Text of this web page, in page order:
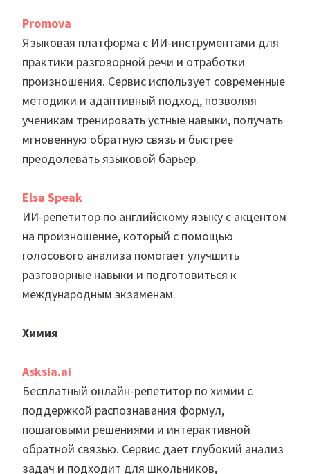
Promova
Языковая платформа с ИИ-инструментами для
практики разговорной речи и отработки
произношения. Сервис использует современные
методики и адаптивный подход, позволяя
ученикам тренировать устные навыки, получать
мгновенную обратную связь и быстрее
преодолевать языковой барьер.
Elsa Speak
ИИ-репетитор по английскому языку с акцентом
на произношение, который с помощью
голосового анализа помогает улучшить
разговорные навыки и подготовиться к
международным экзаменам.
Химия
Asksia.ai
Бесплатный онлайн-репетитор по химии с
поддержкой распознавания формул,
пошаговыми решениями и интерактивной
обратной связью. Сервис дает глубокий анализ
задач и подходит для школьников,